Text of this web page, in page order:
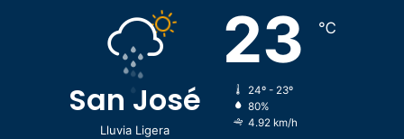
San José
Lluvia Ligera
23 ℃
24º - 23º
80%
4.92 km/h